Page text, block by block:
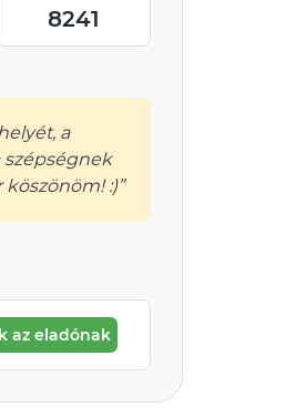
8241
a
szépségnek
:)”
az eladónak